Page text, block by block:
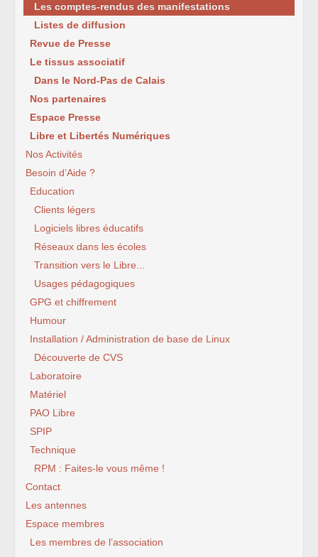
Les comptes-rendus des manifestations
Listes de diffusion
Revue de Presse
Le tissus associatif
Dans le Nord-Pas de Calais
Nos partenaires
Espace Presse
Libre et Libertés Numériques
Nos Activités
Besoin d’Aide ?
Education
Clients légers
Logiciels libres éducatifs
Réseaux dans les écoles
Transition vers le Libre...
Usages pédagogiques
GPG et chiffrement
Humour
Installation / Administration de base de Linux
Découverte de CVS
Laboratoire
Matériel
PAO Libre
SPIP
Technique
RPM : Faites-le vous même !
Contact
Les antennes
Espace membres
Les membres de l’association